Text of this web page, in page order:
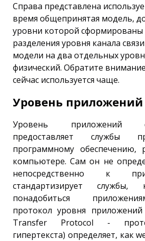
Справа представлена
время общепринятая модель,
уровни которой сформированы
разделения уровня канала
модели на два отдельных
физический. Обратите
сейчас используется чаще.
Уровень приложений
Уровень приложений
предоставляет службы
программному обеспечению,
компьютере. Сам он не
непосредственно к
стандартизирует службы,
понадобиться
протокол уровня
Transfer Protocol -
гипертекста) определяет, как